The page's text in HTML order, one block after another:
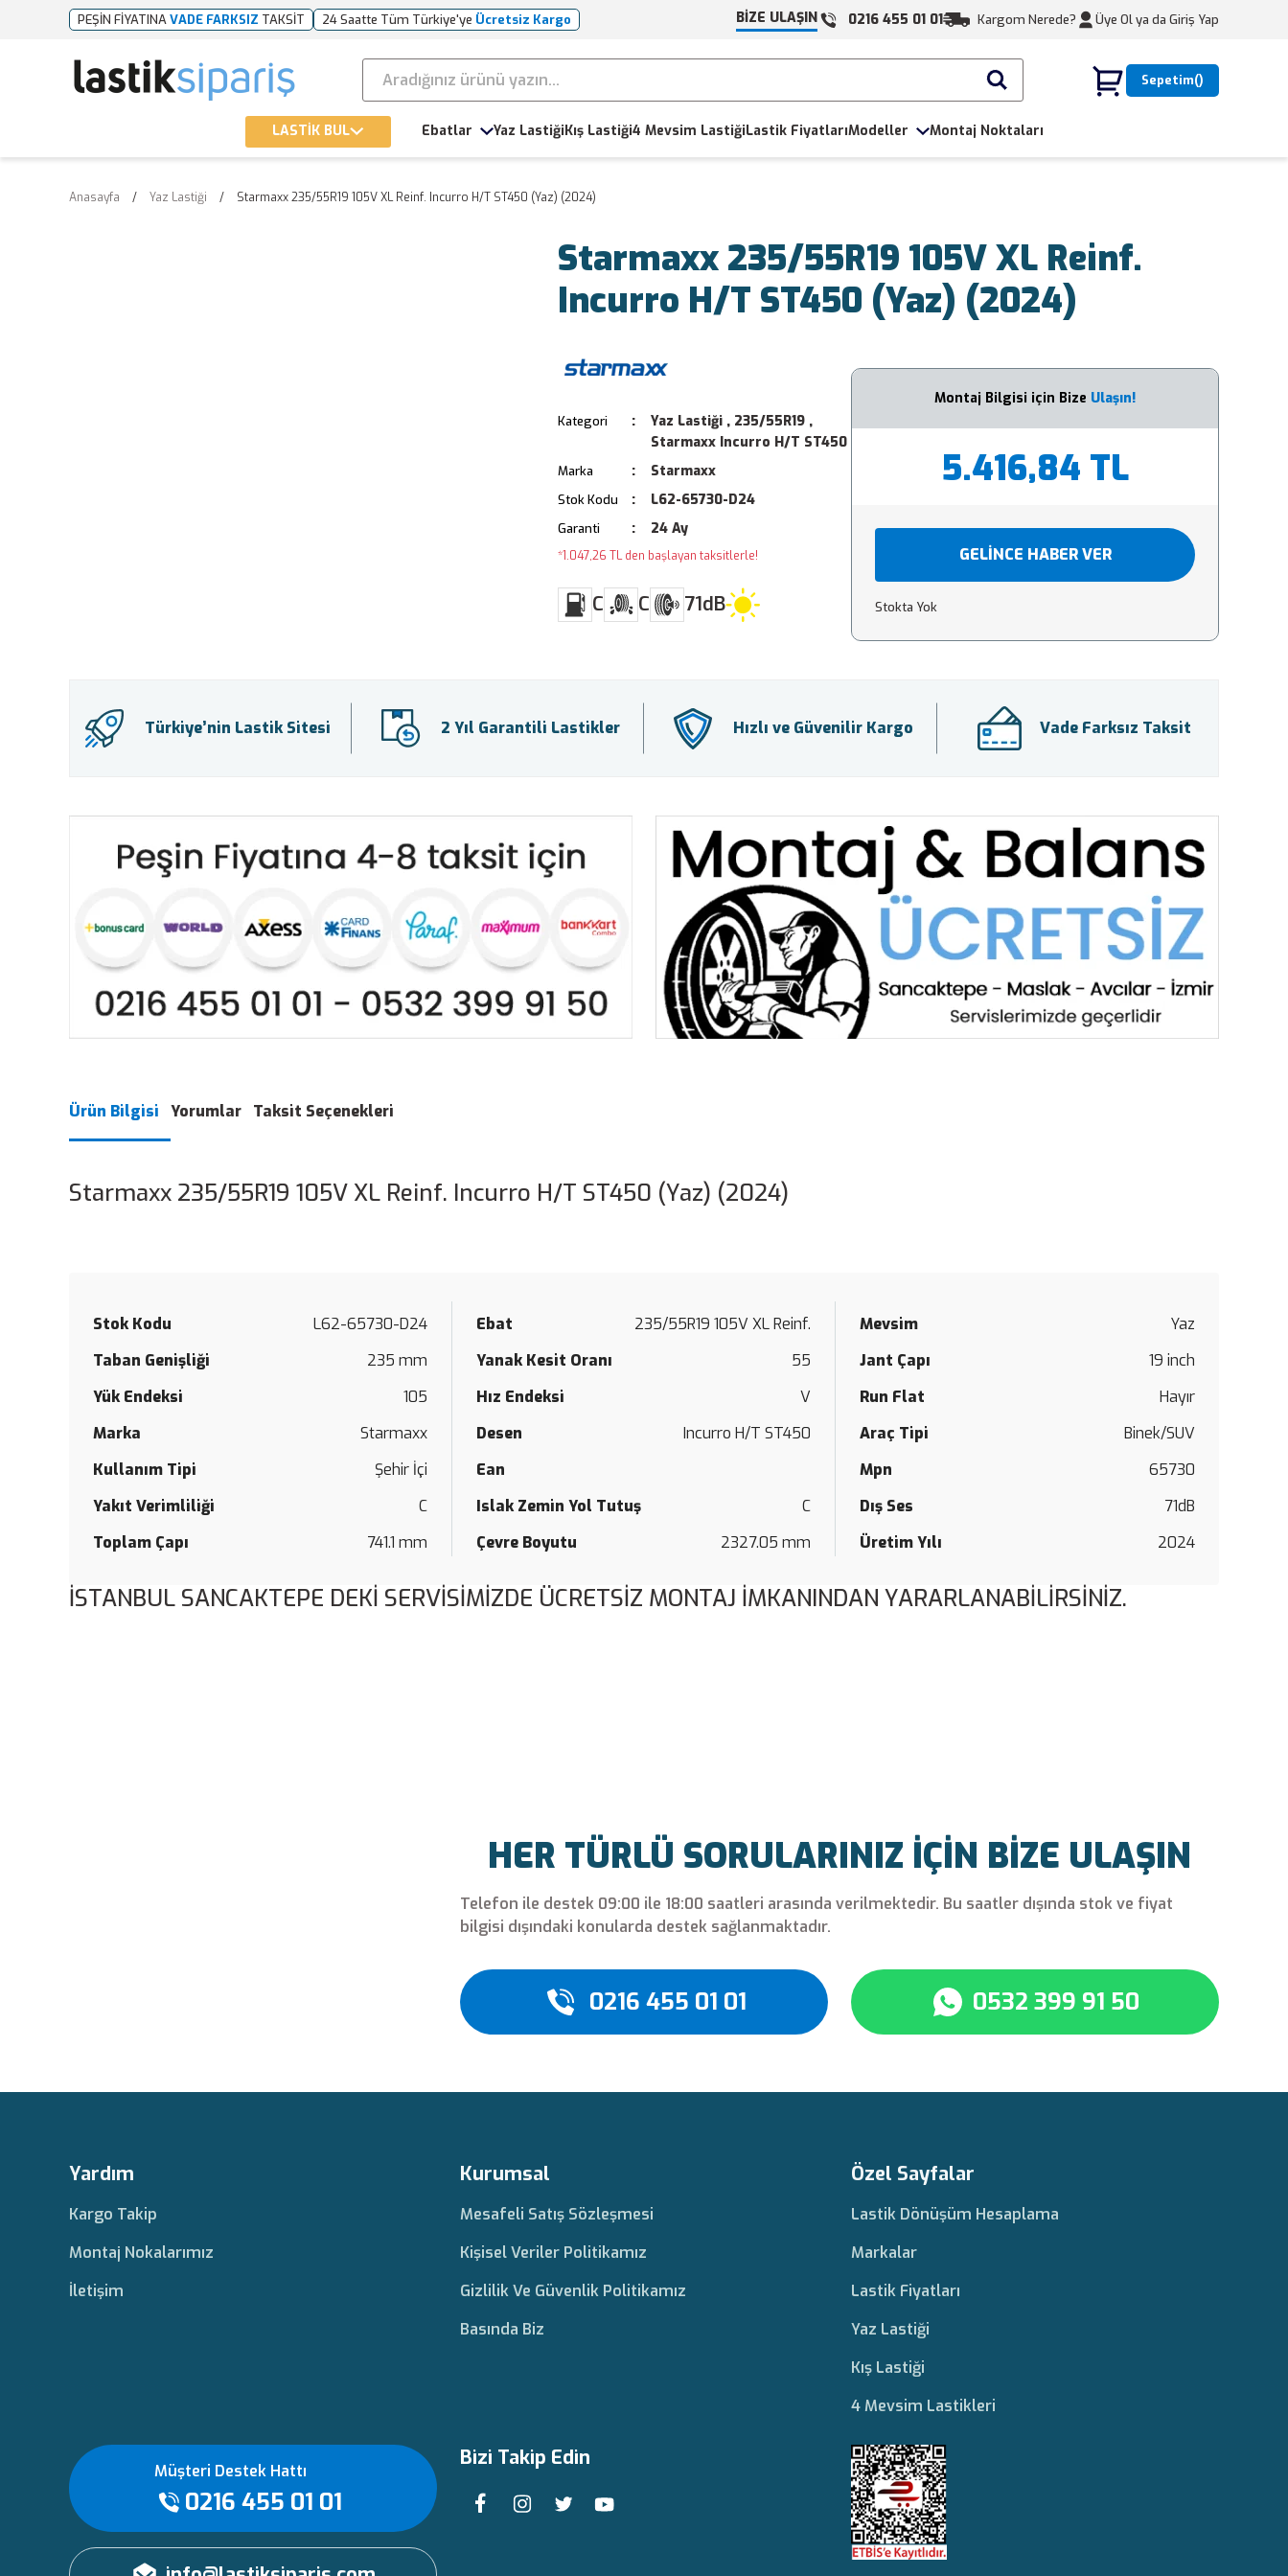
PEŞİN FİYATINAVADE FARKSIZ TAKSİT 24 Saatte Tüm Türkiye'ye Ücretsiz Kargo BİZE ULAŞIN 0216 455 01 01 Kargom Nerede? Üye Ol ya da Giriş Yap
Sepetim
LASTİK BUL Ebatlar Yaz LastiğiKış Lastiği4 Mevsim LastiğiLastik FiyatlarıModeller Montaj Noktaları
Anasayfa Yaz Lastiği Starmaxx 235/55R19 105V XL Reinf. Incurro H/T ST450 (Yaz) (2024)
Starmaxx 235/55R19 105V XL Reinf.
Incurro H/T ST450 (Yaz) (2024)
Kategori Yaz Lastiği , 235/55R19 ,
Starmaxx Incurro H/T ST450
Marka Starmaxx
Stok Kodu L62-65730-D24
Garanti 24 Ay
*1.047,26 TL den başlayan taksitlerle!
C C 71dB
Montaj Bilgisi için Bize Ulaşın!
5.416,84 TL
GELİNCE HABER VER
Stokta Yok
Türkiye’nin Lastik Sitesi 2 Yıl Garantili Lastikler Hızlı ve Güvenilir Kargo Vade Farksız Taksit
Ürün Bilgisi Yorumlar Taksit Seçenekleri
Starmaxx 235/55R19 105V XL Reinf. Incurro H/T ST450 (Yaz) (2024)
Stok Kodu L62-65730-D24 Ebat 235/55R19 105V XL Reinf. Mevsim
Yaz
Taban Genişliği
235 mm Yanak Kesit Oranı 55 Jant Çapı
19 inch
Yük Endeksi
105 Hız Endeksi V Run Flat
Hayır
Marka
Starmaxx Desen Incurro H/T ST450 Araç Tipi
Binek/SUV
Kullanım Tipi
Şehir İçi Ean Mpn
65730
Yakıt Verimliliği
C Islak Zemin Yol Tutuş C Dış Ses
71dB
Toplam Çapı
741.1 mm Çevre Boyutu 2327.05 mm Üretim Yılı 2024
İSTANBUL SANCAKTEPE DEKİ SERVİSİMİZDE ÜCRETSİZ MONTAJ İMKANINDAN YARARLANABİLİRSİNİZ.
HER TÜRLÜ SORULARINIZ İÇİN BİZE ULAŞIN
Telefon ile destek 09:00 ile 18:00 saatleri arasında verilmektedir. Bu saatler dışında stok ve fiyat
bilgisi dışındaki konularda destek sağlanmaktadır.
0216 455 01 01 0532 399 91 50
Yardım
Kargo Takip
Montaj Nokalarımız
İletişim
Kurumsal
Mesafeli Satış Sözleşmesi
Kişisel Veriler Politikamız
Gizlilik Ve Güvenlik Politikamız
Basında Biz
Özel Sayfalar
Lastik Dönüşüm Hesaplama
Markalar
Lastik Fiyatları
Yaz Lastiği
Kış Lastiği
4 Mevsim Lastikleri
Müşteri Destek Hattı
0216 455 01 01
Bizi Takip Edin